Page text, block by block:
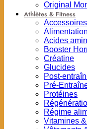
Original
Athlètes & Fitness
Alimentation
Acides
Booster
Créatine
Glucides
Post-
Pré-
Protéines
Régime
Vitamines